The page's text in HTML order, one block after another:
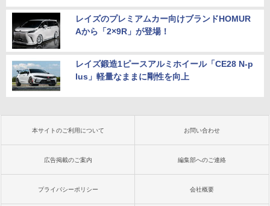
レイズのプレミアムカー向けブランドHOMUR
Aから「2×9R」が登場！
レイズ鍛造1ピースアルミホイール「CE28 N-p
lus」軽量なままに剛性を向上
本サイトのご利用について お問い合わせ
広告掲載のご案内 編集部へのご連絡
プライバシーポリシー 会社概要